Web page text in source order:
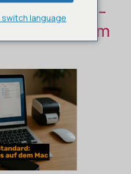
Standard –
auf dem
language